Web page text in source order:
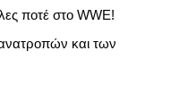
ποτέ στο WWE!
και των